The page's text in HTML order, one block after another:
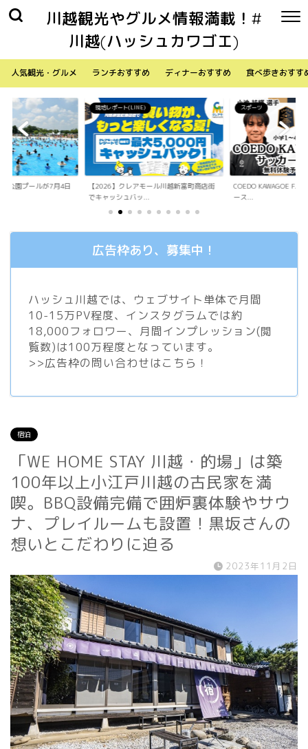
川越観光やグルメ情報満載！#
川越(ハッシュカワゴエ)
人気観光・グルメ ランチおすすめ ディナーおすすめ 食べ歩きおすす
ル川越新富町商店街
スポーツ
COEDO KAWAGOE F.Cが小学生向けサッカ
ース...
生活
「Sky Walker 7058」
内ア...
広告枠あり、募集中！
ハッシュ川越では、ウェブサイト単体で月間
10-15万PV程度、 インスタグラムでは約
18,000フォロワー、月間インプレッション(閲
覧数)は100万程度となっています。
>>広告枠の問い合わせはこちら！
宿泊
「WE HOME STAY 川越・的場」は築
100年以上小江戸川越の古民家を満
喫。BBQ設備完備で囲炉裏体験やサウ
ナ、プレイルームも設置！黒坂さんの
想いとこだわりに迫る
2023年11月2日